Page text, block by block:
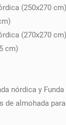
(250x270
(270x270
cm)
nórdica y Funda
de almohada